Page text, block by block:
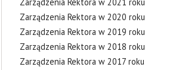
Zarządzenia Rektora w 2020 roku
Zarządzenia Rektora w 2019 roku
Zarządzenia Rektora w 2018 roku
Zarządzenia Rektora w 2017 roku